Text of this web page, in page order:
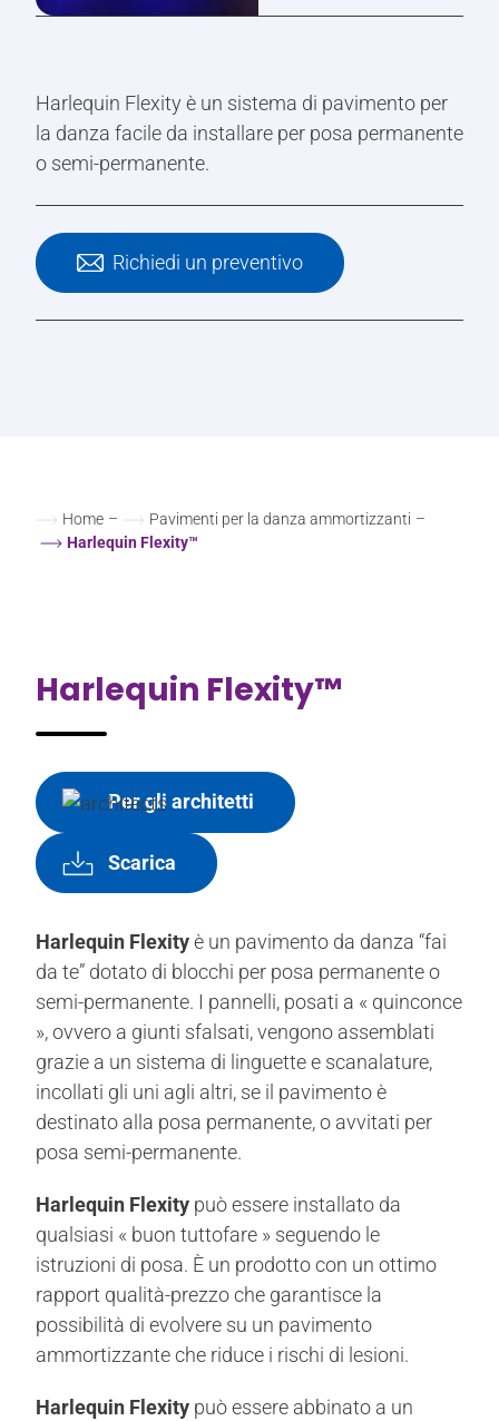
Harlequin Flexity è un sistema di pavimento per
la danza facile da installare per posa permanente
o semi-permanente.
Richiedi un preventivo
Home – Pavimenti per la danza ammortizzanti –
Harlequin Flexity™
Harlequin Flexity™
Per gli architetti
Scarica
Harlequin Flexityè un pavimento da danza “fai
da te” dotato di blocchi per posa permanente o
semi-permanente. I pannelli, posati a « quinconce
», ovvero a giunti sfalsati, vengono assemblati
grazie a un sistema di linguette e scanalature,
incollati gli uni agli altri, se il pavimento è
destinato alla posa permanente, o avvitati per
posa semi-permanente.
Harlequin Flexity può essere installato da
qualsiasi « buon tuttofare » seguendo le
istruzioni di posa. È un prodotto con un ottimo
rapport qualità-prezzo che garantisce la
possibilità di evolvere su un pavimento
ammortizzante che riduce i rischi di lesioni.
Harlequin Flexity può essere abbinato a un